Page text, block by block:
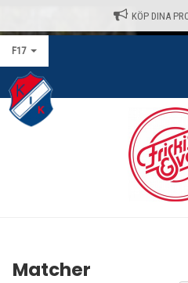
KÖP DINA
F17
HEM
Matcher